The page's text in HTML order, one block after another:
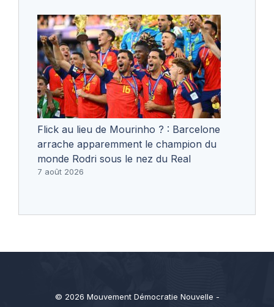
Flick au lieu de Mourinho ? : Barcelone
arrache apparemment le champion du
monde Rodri sous le nez du Real
7 août 2026
© 2026 Mouvement Démocratie Nouvelle -